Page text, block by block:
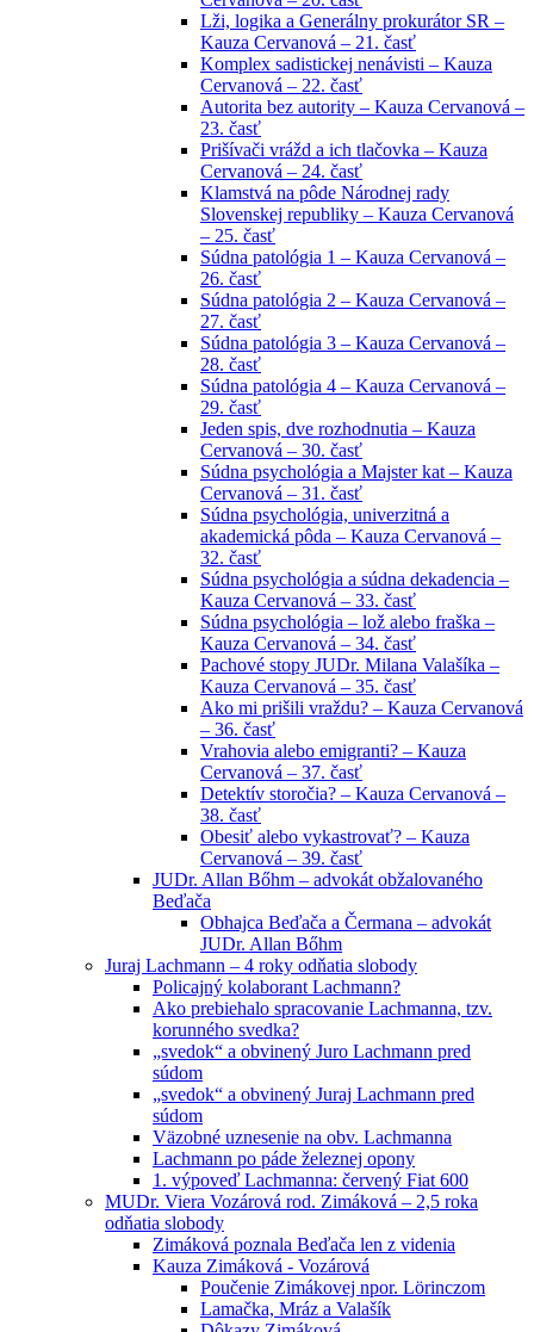
Lži, logika a Generálny prokurátor SR –
Kauza Cervanová – 21. časť
Komplex sadistickej nenávisti – Kauza
Cervanová – 22. časť
Autorita bez autority – Kauza Cervanová –
23. časť
Prišívači vrážd a ich tlačovka – Kauza
Cervanová – 24. časť
Klamstvá na pôde Národnej rady
Slovenskej republiky – Kauza Cervanová
– 25. časť
Súdna patológia 1 – Kauza Cervanová –
26. časť
Súdna patológia 2 – Kauza Cervanová –
27. časť
Súdna patológia 3 – Kauza Cervanová –
28. časť
Súdna patológia 4 – Kauza Cervanová –
29. časť
Jeden spis, dve rozhodnutia – Kauza
Cervanová – 30. časť
Súdna psychológia a Majster kat – Kauza
Cervanová – 31. časť
Súdna psychológia, univerzitná a
akademická pôda – Kauza Cervanová –
32. časť
Súdna psychológia a súdna dekadencia –
Kauza Cervanová – 33. časť
Súdna psychológia – lož alebo fraška –
Kauza Cervanová – 34. časť
Pachové stopy JUDr. Milana Valašíka –
Kauza Cervanová – 35. časť
Ako mi prišili vraždu? – Kauza Cervanová
– 36. časť
Vrahovia alebo emigranti? – Kauza
Cervanová – 37. časť
Detektív storočia? – Kauza Cervanová –
38. časť
Obesiť alebo vykastrovať? – Kauza
Cervanová – 39. časť
JUDr. Allan Bőhm – advokát obžalovaného
Beďača
Obhajca Beďača a Čermana – advokát
JUDr. Allan Bőhm
Juraj Lachmann – 4 roky odňatia slobody
Policajný kolaborant Lachmann?
Ako prebiehalo spracovanie Lachmanna, tzv.
korunného svedka?
„svedok“ a obvinený Juro Lachmann pred
súdom
„svedok“ a obvinený Juraj Lachmann pred
súdom
Väzobné uznesenie na obv. Lachmanna
Lachmann po páde železnej opony
1. výpoveď Lachmanna: červený Fiat 600
MUDr. Viera Vozárová rod. Zimáková – 2,5 roka
odňatia slobody
Zimáková poznala Beďača len z videnia
Kauza Zimáková - Vozárová
Poučenie Zimákovej npor. Lörinczom
Lamačka, Mráz a Valašík